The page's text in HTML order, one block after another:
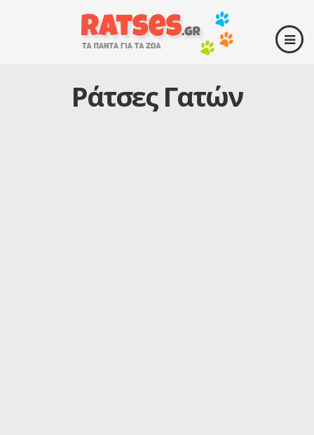
Ράτσες Γατών